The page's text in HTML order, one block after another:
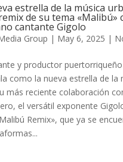
estrella de la música
de su tema «Malibú»
cantante Gigolo
Group | May 6, 2025 |
y productor
como la nueva estrella de la
más reciente colaboración
el versátil exponente
Remix», que ya se